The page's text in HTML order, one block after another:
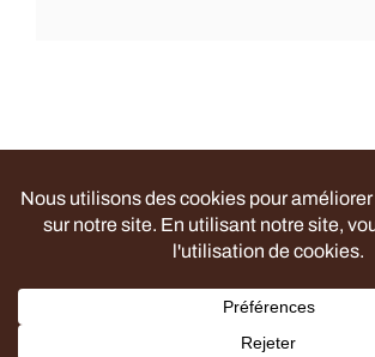
Politique de confidentialité| ©Le
Tous droits réservés | Propulsé par